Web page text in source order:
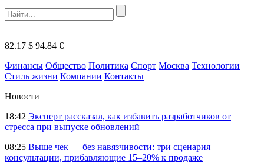
82.17 $ 94.84 €
Финансы Общество Политика Спорт Москва Технологии
Стиль жизни Компании Контакты
Новости
18:42 Эксперт рассказал, как избавить разработчиков от
стресса при выпуске обновлений
08:25 Выше чек — без навязчивости: три сценария
консультации, прибавляющие 15–20% к продаже